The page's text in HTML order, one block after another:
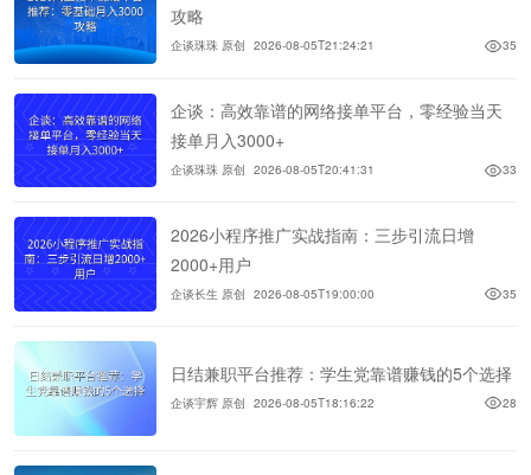
攻略
企谈珠珠 原创 2026-08-05T21:24:21 35
企谈：高效靠谱的网络接单平台，零经验当天
接单月入3000+
企谈珠珠 原创 2026-08-05T20:41:31 33
2026小程序推广实战指南：三步引流日增
2000+用户
企谈长生 原创 2026-08-05T19:00:00 35
日结兼职平台推荐：学生党靠谱赚钱的5个选择
企谈宇辉 原创 2026-08-05T18:16:22 28